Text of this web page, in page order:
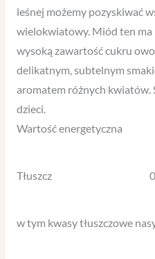
leśnej możemy pozyskiwać
wielokwiatowy. Miód ten ma
wysoką zawartość cukru
delikatnym, subtelnym
aromatem różnych kwiatów.
dzieci.
Wartość energetyczna
Tłuszcz 0
w tym kwasy tłuszczowe